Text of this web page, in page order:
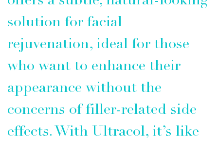
solution for facial
rejuvenation, ideal for those
who want to enhance their
appearance without the
concerns of filler-related side
effects. With Ultracol, it’s like